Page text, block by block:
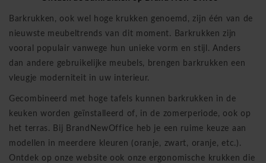
Barkrukken, ook wel hoge krukken genoemd, zijn één van de
nieuwste meubeltrends van dit moment. Barkrukken zijn
vooral populair vanwege hun unieke vorm en stijl. Anders
dan andere gebruikelijke meubels, brengen barkrukken een
vleugje moderniteit in uw interieur.
Gecombineerd met hoge tafels kunnen barkrukken in de
keuken worden geïnstalleerd of, in de zomerperiode, ook op
het terras. Bij BrandNewOffice heb je een ruime keuze aan
modellen in meerdere kleuren (oranje, zwart, oranje, etc.).
Ontdek op onze website ook onze ergonomische krukken die